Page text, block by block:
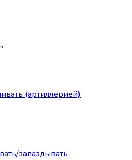
(артиллерией)
запаздывать